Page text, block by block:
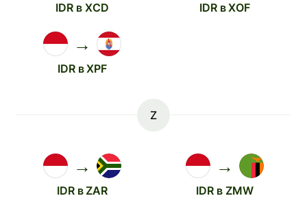
IDR в XCD IDR в XOF
→
IDR в XPF
Z
→
IDR в ZAR
→
IDR в ZMW